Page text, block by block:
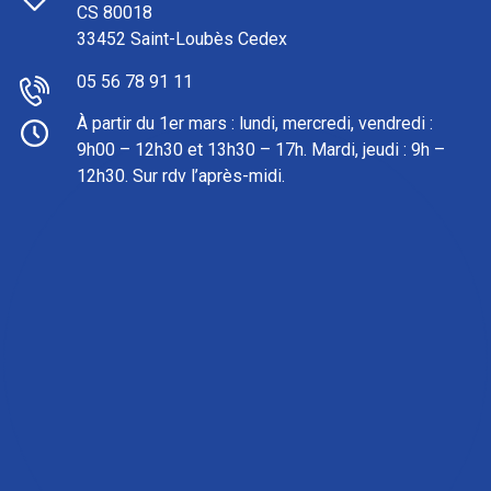
CS 80018
33452 Saint-Loubès Cedex
05 56 78 91 11
À partir du 1er mars : lundi, mercredi, vendredi :
9h00 – 12h30 et 13h30 – 17h. Mardi, jeudi : 9h –
12h30. Sur rdv l’après-midi.